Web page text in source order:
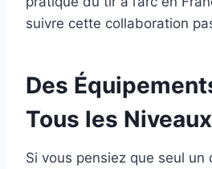
suivre cette collaboration
Des
Tous les Niveaux
Si vous pensiez que seul un